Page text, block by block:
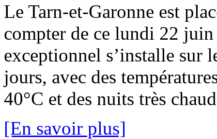
Le Tarn-et-Garonne est
compter de ce lundi 22
exceptionnel s’installe sur
jours, avec des
40°C et des nuits très
[En savoir plus]